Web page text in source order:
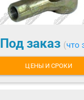
Под заказ (что
ЦЕНЫ И СРОКИ